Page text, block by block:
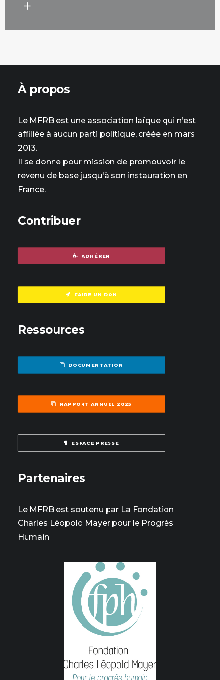
À propos
Le MFRB est une association laïque qui n’est
affiliée à aucun parti politique, créée en mars
2013.
Il se donne pour mission de promouvoir le
revenu de base jusqu'à son instauration en
France.
Contribuer
ADHÉRER
FAIRE UN DON
Ressources
DOCUMENTATION
RAPPORT ANNUEL 2025
ESPACE PRESSE
Partenaires
Le MFRB est soutenu par La Fondation
Charles Léopold Mayer pour le Progrès
Humain